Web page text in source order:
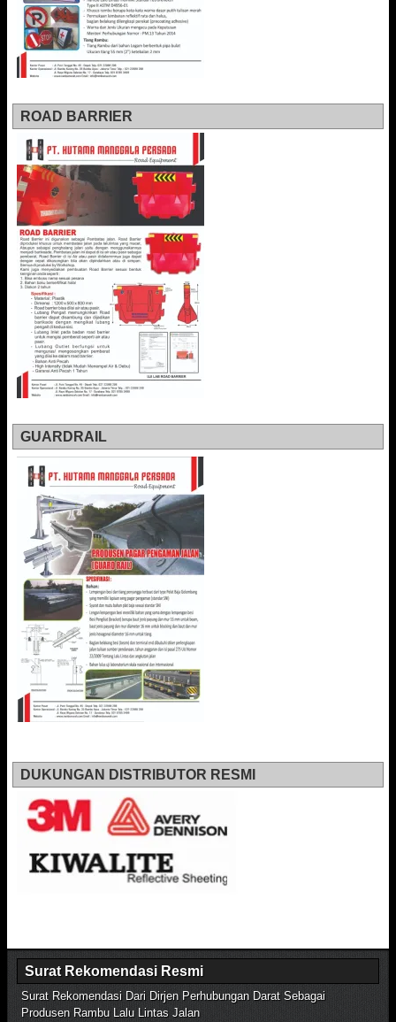
ROAD BARRIER
GUARDRAIL
DUKUNGAN DISTRIBUTOR RESMI
Surat Rekomendasi Resmi
Surat Rekomendasi Dari Dirjen Perhubungan Darat Sebagai
Produsen Rambu Lalu Lintas Jalan